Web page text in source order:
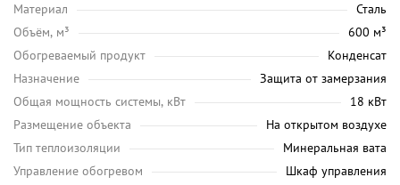
Материал
Сталь
Объём, м³
600 м³
Обогреваемый продукт
Конденсат
Назначение
Защита от замерзания
Общая мощность системы, кВт
18 кВт
Размещение объекта
На открытом воздухе
Тип теплоизоляции
Минеральная вата
Управление обогревом
Шкаф управления